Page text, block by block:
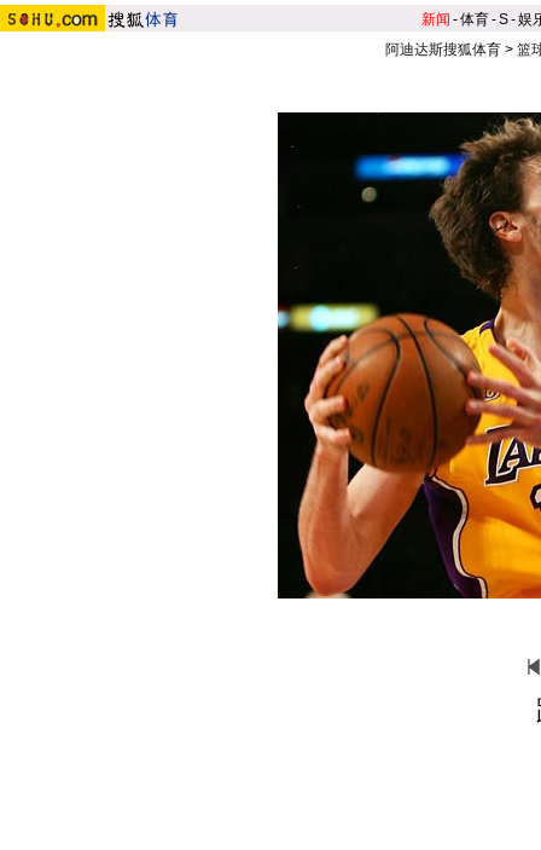
新闻 -体育-S-娱
阿迪达斯搜狐体育 > 篮